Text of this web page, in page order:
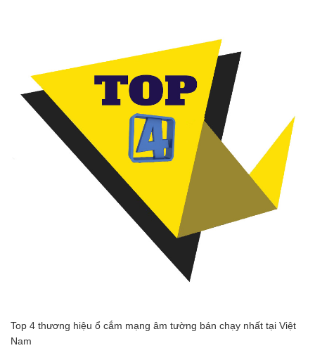
Top 4 thương hiệu ổ cắm mạng âm tường bán chạy nhất tại Việt
Nam